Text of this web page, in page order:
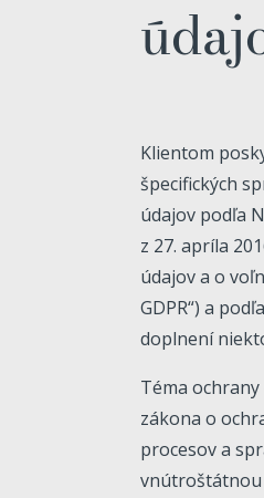
Klientom
špecifických
údajov podľa
z 27. apríla
údajov a o
GDPR“) a
doplnení
Téma
zákona o
procesov a
vnútroštátnou